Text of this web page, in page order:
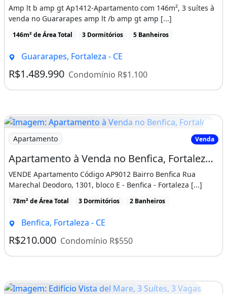
Amp lt b amp gt Ap1412-Apartamento com 146m², 3 suítes à
venda no Guararapes amp lt /b amp gt amp [...]
146m² de Área Total 3 Dormitórios 5 Banheiros
Guararapes, Fortaleza - CE
R$1.489.990 Condomínio R$1.100
Imagem: Apartamento à Venda no Benfica, Fortaleza
Apartamento Venda
Apartamento à Venda no Benfica, Fortaleza 85m²
VENDE Apartamento Código AP9012 Bairro Benfica Rua
Marechal Deodoro, 1301, bloco E - Benfica - Fortaleza [...]
78m² de Área Total 3 Dormitórios 2 Banheiros
Benfica, Fortaleza - CE
R$210.000 Condomínio R$550